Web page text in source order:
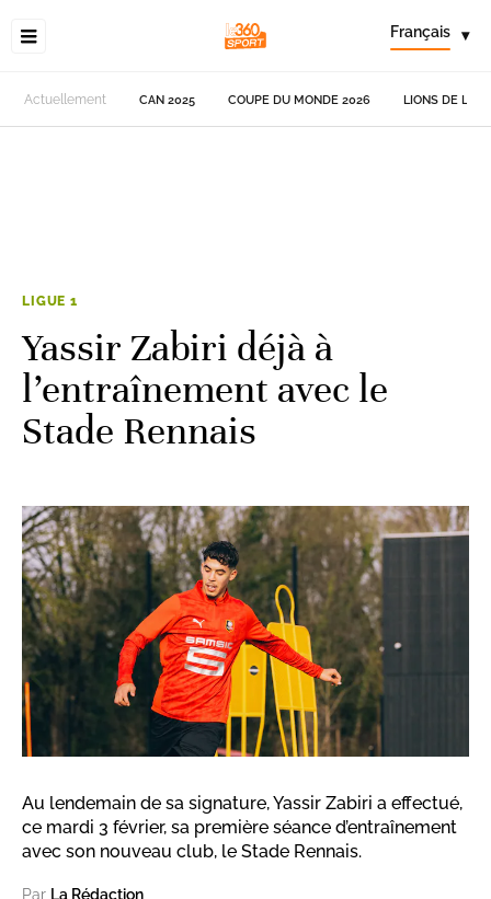
Français ▾
Actuellement CAN 2025 COUPE DU MONDE 2026 LIONS DE
LIGUE 1
Yassir Zabiri déjà à
l’entraînement avec le
Stade Rennais
Au lendemain de sa signature, Yassir Zabiri a effectué,
ce mardi 3 février, sa première séance d’entraînement
avec son nouveau club, le Stade Rennais.
Par La Rédaction